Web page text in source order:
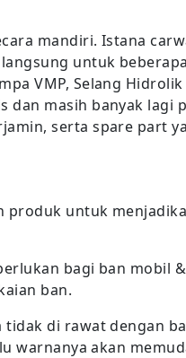
mandiri. Istana
untuk
VMP, Selang
dan masih banyak lagi
serta spare part
produk untuk
bagi ban mobil
ban.
di rawat dengan
warnanya akan